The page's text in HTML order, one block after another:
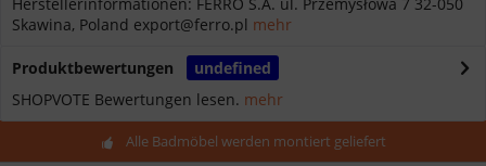
Skawina, Poland export@ferro.pl mehr
Produktbewertungen
undefined
SHOPVOTE Bewertungen lesen. mehr
Alle Badmöbel werden montiert geliefert